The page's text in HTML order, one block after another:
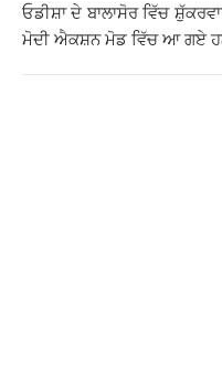
ਓਡੀਸ਼ਾ ਦੇ ਬਾਲਾਸੋਰ ਵਿੱਚ
ਮੋਦੀ ਐਕਸ਼ਨ ਮੋਡ ਵਿੱਚ ਆ ਗਏ